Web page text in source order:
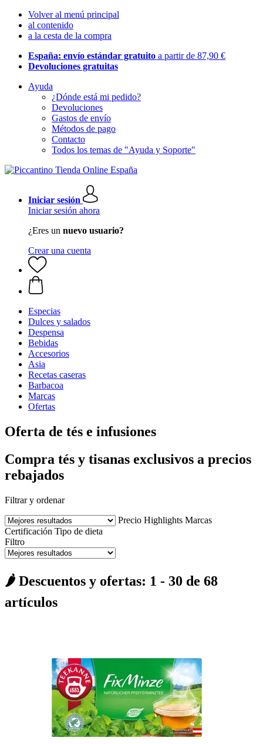
Volver al menú principal
al contenido
a la cesta de la compra
España: envío estándar gratuito a partir de 87,90 €
Devoluciones gratuitas
Ayuda
¿Dónde está mi pedido?
Devoluciones
Gastos de envío
Métodos de pago
Contacto
Todos los temas de "Ayuda y Soporte"
Iniciar sesión
Iniciar sesión ahora
¿Eres un nuevo usuario?
Crear una cuenta
Especias
Dulces y salados
Despensa
Bebidas
Accesorios
Asia
Recetas caseras
Barbacoa
Marcas
Ofertas
Oferta de tés e infusiones
Compra tés y tisanas exclusivos a precios
rebajados
Filtrar y ordenar
Precio Highlights Marcas
Certificación Tipo de dieta
Filtro
🌶️ Descuentos y ofertas: 1 - 30 de 68
artículos